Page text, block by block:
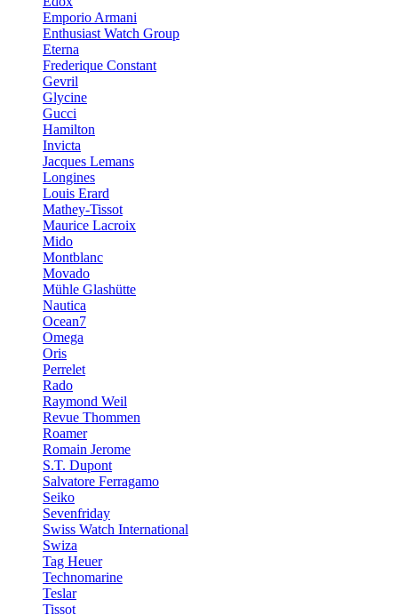
Emporio Armani
Enthusiast Watch Group
Eterna
Frederique Constant
Gevril
Glycine
Gucci
Hamilton
Invicta
Jacques Lemans
Longines
Louis Erard
Mathey-Tissot
Maurice Lacroix
Mido
Montblanc
Movado
Mühle Glashütte
Nautica
Ocean7
Omega
Oris
Perrelet
Rado
Raymond Weil
Revue Thommen
Roamer
Romain Jerome
S.T. Dupont
Salvatore Ferragamo
Seiko
Sevenfriday
Swiss Watch International
Swiza
Tag Heuer
Technomarine
Teslar
Tissot